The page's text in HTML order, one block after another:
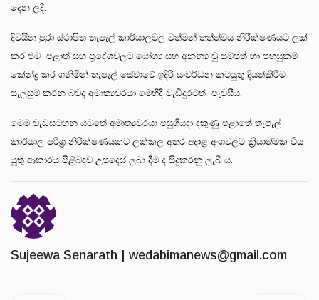
දෙන ලදී.
දිවයින පුරා ස්ථාපිත තැපැල් කාර්යාලවල වත්මන් තත්ත්වය නිරීක්ෂණයට ලක්
කර එම පළාත් සහ ප්‍රදේශවලට යෝග්‍ය සහ අනන්‍ය වු සම්පත් හා පහසුකම්
කේන්ද්‍ර කර ගනිමින් තැපැල් සේවාවේ ඉදිරි සංවර්ධන කටයුතු දියත්කිරීම
සැලසුම් කරන බවද අමාත්‍යවරයා මෙහිදී වැඩිදුරටත් පැවසීය.
මෙම වැඩසටහන යටතේ අමාත්‍යවරයා පසුගියදා දකුණු පළාතේ තැපැල්
කාර්යාල පරිශ්‍ර නිරීක්ෂණයකට ලක්කල අතර අදාළ අංශවලට ක්‍රියාත්මක විය
යුතු ආකාරය පිළිබඳව උපදෙස් ලබා දීම ද සිදුකරනු ලැබී ය.
Sujeewa Senarath | wedabimanews@gmail.com